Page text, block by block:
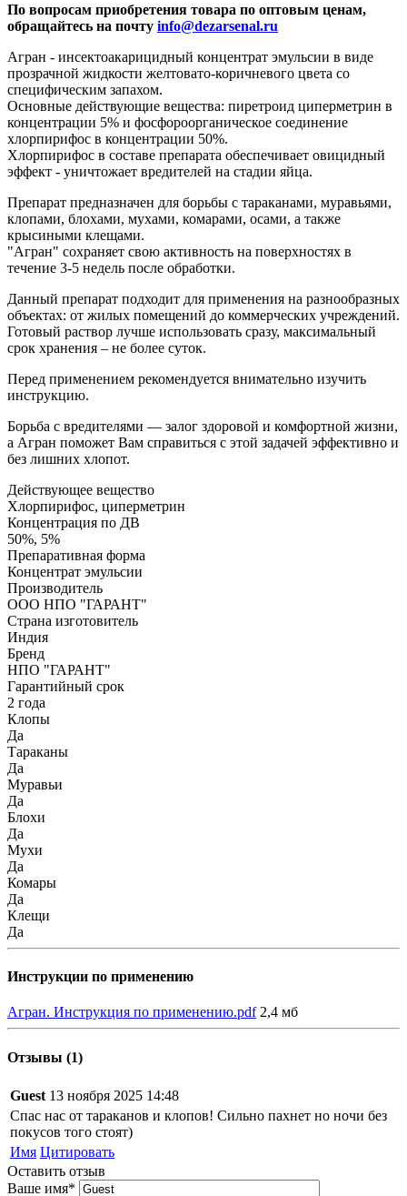
По вопросам приобретения товара по оптовым ценам,
обращайтесь на почту info@dezarsenal.ru
Агран - инсектоакарицидный концентрат эмульсии в виде
прозрачной жидкости желтовато-коричневого цвета со
специфическим запахом.
Основные действующие вещества: пиретроид циперметрин в
концентрации 5% и фосфороорганическое соединение
хлорпирифос в концентрации 50%.
Хлорпирифос в составе препарата обеспечивает овицидный
эффект - уничтожает вредителей на стадии яйца.
Препарат предназначен для борьбы с тараканами, муравьями,
клопами, блохами, мухами, комарами, осами, а также
крысиными клещами.
"Агран" сохраняет свою активность на поверхностях в
течение 3-5 недель после обработки.
Данный препарат подходит для применения на разнообразных
объектах: от жилых помещений до коммерческих учреждений.
Готовый раствор лучше использовать сразу, максимальный
срок хранения – не более суток.
Перед применением рекомендуется внимательно изучить
инструкцию.
Борьба с вредителями — залог здоровой и комфортной жизни,
а Агран поможет Вам справиться с этой задачей эффективно и
без лишних хлопот.
Действующее вещество
Хлорпирифос, циперметрин
Концентрация по ДВ
50%, 5%
Препаративная форма
Концентрат эмульсии
Производитель
ООО НПО "ГАРАНТ"
Страна изготовитель
Индия
Бренд
НПО "ГАРАНТ"
Гарантийный срок
2 года
Клопы
Да
Тараканы
Да
Муравьи
Да
Блохи
Да
Мухи
Да
Комары
Да
Клещи
Да
Инструкции по применению
Агран. Инструкция по применению.pdf 2,4 мб
Отзывы (1)
Guest 13 ноября 2025 14:48
Спас нас от тараканов и клопов! Сильно пахнет но ночи без
покусов того стоят)
Имя Цитировать
Оставить отзыв
Ваше имя*